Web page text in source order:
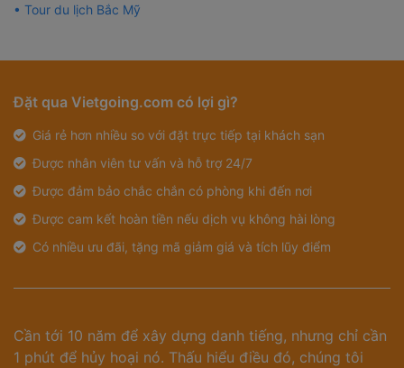
• Tour du lịch Bắc Mỹ
Đặt qua Vietgoing.com có lợi gì?
Giá rẻ hơn nhiều so với đặt trực tiếp tại khách sạn
Được nhân viên tư vấn và hỗ trợ 24/7
Được đảm bảo chắc chắn có phòng khi đến nơi
Được cam kết hoàn tiền nếu dịch vụ không hài lòng
Có nhiều ưu đãi, tặng mã giảm giá và tích lũy điểm
Cần tới 10 năm để xây dựng danh tiếng, nhưng chỉ cần
1 phút để hủy hoại nó. Thấu hiểu điều đó, chúng tôi